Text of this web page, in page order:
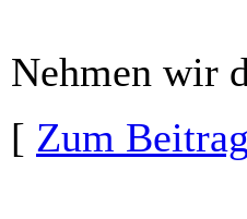
Nehmen wir
[ Zum